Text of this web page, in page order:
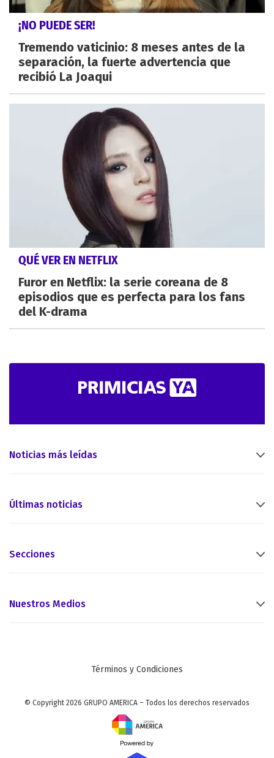
¡NO PUEDE SER!
Tremendo vaticinio: 8 meses antes de la
separación, la fuerte advertencia que
recibió La Joaqui
QUÉ VER EN NETFLIX
Furor en Netflix: la serie coreana de 8
episodios que es perfecta para los fans
del K-drama
Noticias más leídas
Últimas noticias
Secciones
Nuestros Medios
Términos y Condiciones
© Copyright 2026 GRUPO AMERICA – Todos los derechos reservados